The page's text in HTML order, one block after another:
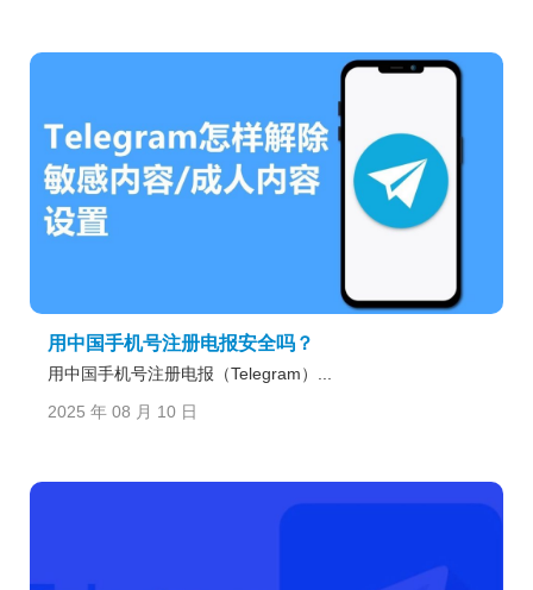
用中国手机号注册电报安全吗？
用中国手机号注册电报（Telegram）...
2025 年 08 月 10 日